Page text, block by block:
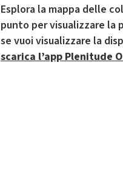
Esplora la mappa delle
punto per visualizzare la
se vuoi visualizzare la
scarica l’app Plenitude